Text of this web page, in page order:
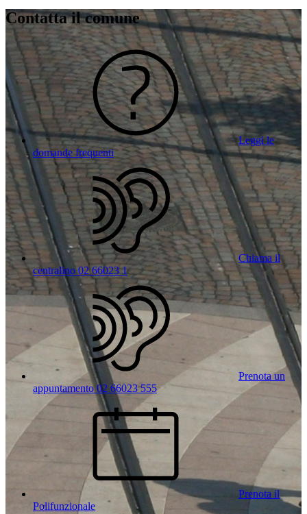
Contatta il comune
Leggi le
domande frequenti
Chiama il
centralino 02 66023 1
Prenota un
appuntamento 02 66023 555
Prenota il
Polifunzionale